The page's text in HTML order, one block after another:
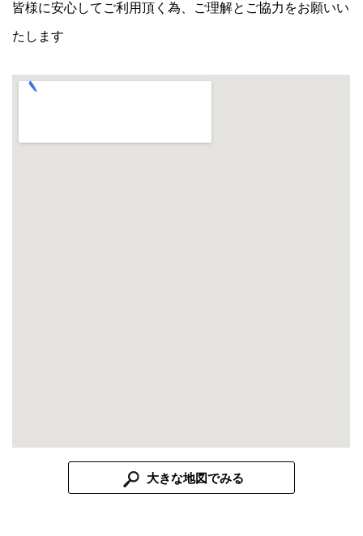
皆様に安心してご利用頂く為、ご理解とご協力をお願いい
たします
大きな地図でみる